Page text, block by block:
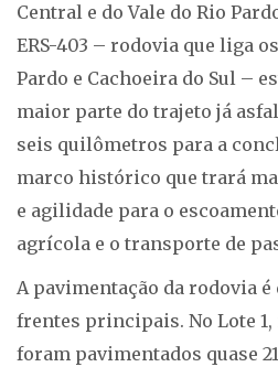
Central e do Vale do Rio
ERS-403 – rodovia que liga
Pardo e Cachoeira do Sul –
maior parte do trajeto já
seis quilômetros para a
marco histórico que trará
e agilidade para o
agrícola e o transporte de
A pavimentação da rodovia
frentes principais. No Lote
foram pavimentados quase